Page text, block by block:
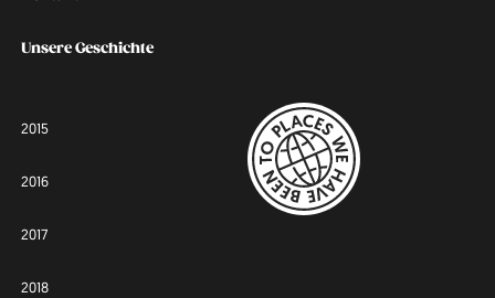
Unsere Geschichte
2015
2016
2017
2018